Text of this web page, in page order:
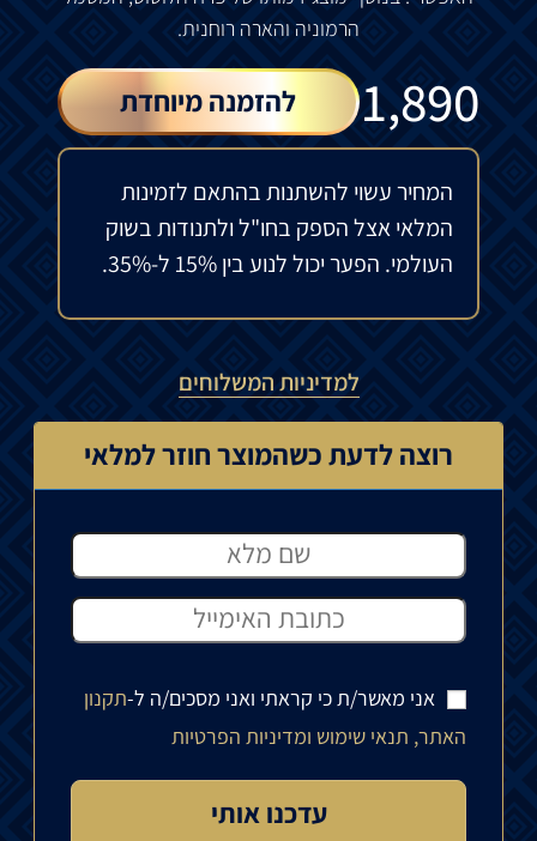
הרמוניה והארה רוחנית.
1,890
₪ להזמנה מיוחדת
המחיר עשוי להשתנות בהתאם לזמינות
המלאי אצל הספק בחו"ל ולתנודות בשוק
העולמי. הפער יכול לנוע בין 15% ל-35%.
למדיניות המשלוחים
רוצה לדעת כשהמוצר חוזר למלאי
אני מאשר/ת כי קראתי ואני מסכים/ה ל-תקנון
האתר, תנאי שימוש ומדיניות הפרטיות